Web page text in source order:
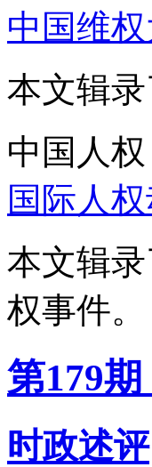
中国维
本文辑
中国人权
国际人
本文辑
权事件。
第179
时政述评